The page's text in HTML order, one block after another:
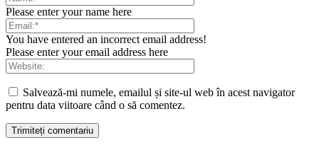
Please enter your name here
You have entered an incorrect email address!
Please enter your email address here
Salvează-mi numele, emailul și site-ul web în acest navigator
pentru data viitoare când o să comentez.